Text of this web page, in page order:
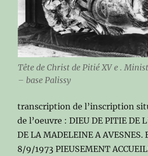
Tête de Christ de Pitié XV e .
– base Palissy
transcription de l’inscription
de l’oeuvre : DIEU DE PITIE DE
DE LA MADELEINE A AVESNES.
8/9/1973 PIEUSEMENT